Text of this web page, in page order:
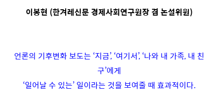
이봉현 (한겨레신문 경제사회연구원장 겸 논설위원)
언론의 기후변화 보도는 ‘지금’, ‘여기서’, ‘나와 내 가족, 내 친
구’에게
‘일어날 수 있는’ 일이라는 것을 보여줄 때 효과적이다.